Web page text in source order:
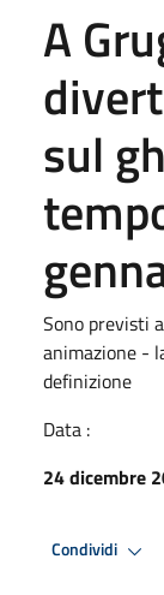
A
sul
Sono previsti
animazione -
definizione
Data :
24 dicembre
Condividi